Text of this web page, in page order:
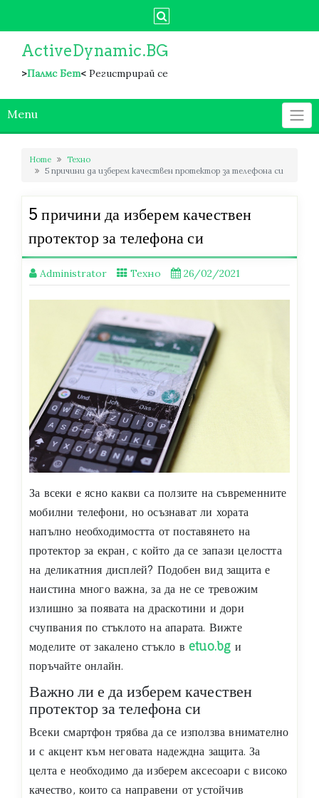
ActiveDynamic.BG
>Палмс Бет< Регистрирай се
Menu
Home
Техно
5 причини да изберем качествен протектор за телефона си
5 причини да изберем качествен
протектор за телефона си
Administrator Техно 26/02/2021
За всеки е ясно какви са ползите на съвременните
мобилни телефони, но осъзнават ли хората
напълно необходимостта от поставянето на
протектор за екран, с който да се запази целостта
на деликатния дисплей? Подобен вид защита е
наистина много важна, за да не се тревожим
излишно за появата на драскотини и дори
счупвания по стъклото на апарата. Вижте
моделите от закалено стъкло в etuo.bg и
поръчайте онлайн.
Важно ли е да изберем качествен
протектор за телефона си
Всеки смартфон трябва да се използва внимателно
и с акцент към неговата надеждна защита. За
целта е необходимо да изберем аксесоари с високо
качество, които са направени от устойчив